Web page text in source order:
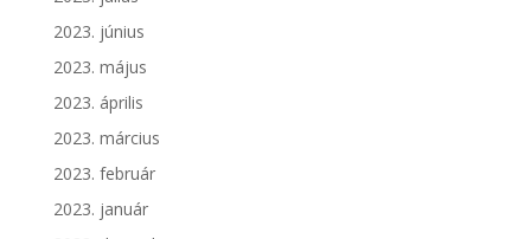
2023. június
2023. május
2023. április
2023. március
2023. február
2023. január